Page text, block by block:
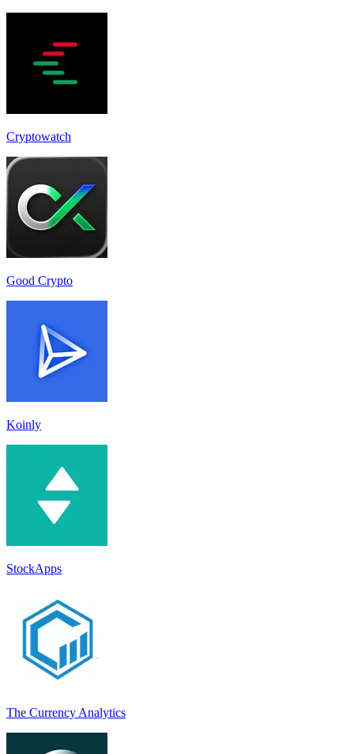
Cryptowatch
Good Crypto
Koinly
StockApps
The Currency Analytics